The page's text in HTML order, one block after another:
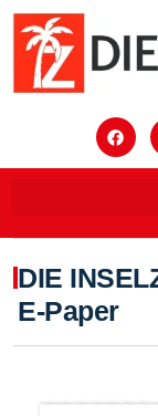
DIE
E-Paper